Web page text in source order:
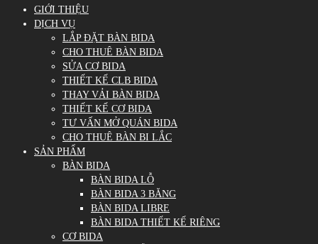
GIỚI THIỆU
DỊCH VỤ
LẮP ĐẶT BÀN BIDA
CHO THUÊ BÀN BIDA
SỬA CƠ BIDA
THIẾT KẾ CLB BIDA
THAY VẢI BÀN BIDA
THIẾT KẾ CƠ BIDA
TƯ VẤN MỞ QUÁN BIDA
CHO THUÊ BÀN BI LẮC
SẢN PHẨM
BÀN BIDA
BÀN BIDA LỖ
BÀN BIDA 3 BĂNG
BÀN BIDA LIBRE
BÀN BIDA THIẾT KẾ RIÊNG
CƠ BIDA